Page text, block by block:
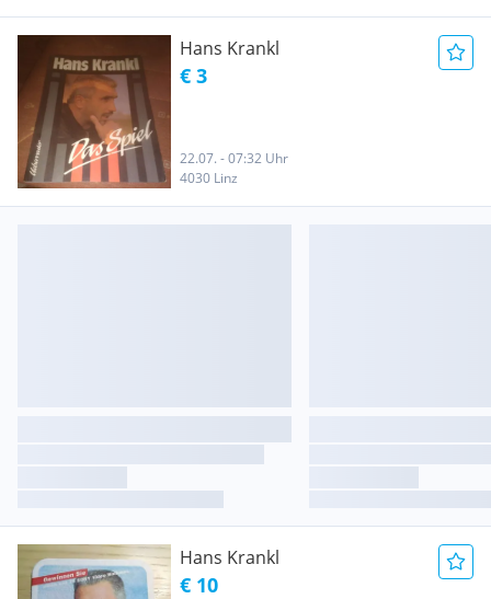
Hans Krankl
€ 3
22.07. - 07:32 Uhr
4030 Linz
Hans Krankl
€ 10